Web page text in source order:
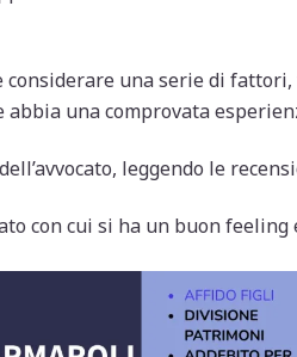
considerare una serie di fattori,
una comprovata
leggendo le
con cui si ha un buon feeling